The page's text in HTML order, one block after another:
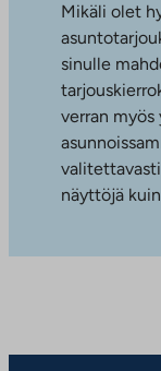
Mikäli olet
sinulle
verran myös
näyttöjä